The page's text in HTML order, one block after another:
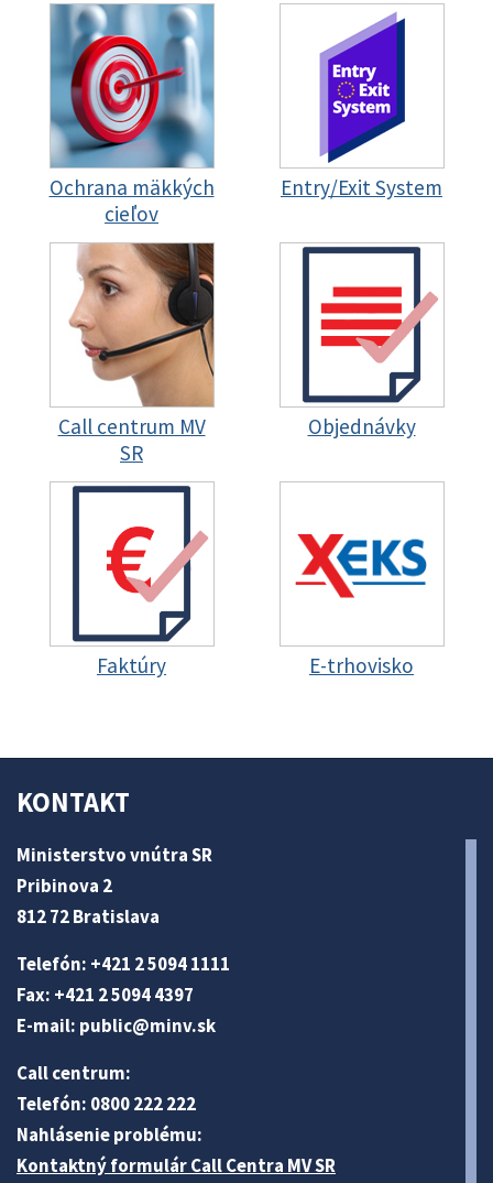
Ochrana mäkkých
cieľov
Entry/Exit System
Call centrum MV
SR
Objednávky
Faktúry E-trhovisko
KONTAKT
Ministerstvo vnútra SR
Pribinova 2
812 72 Bratislava
Telefón: +421 2 5094 1111
Fax: +421 2 5094 4397
E-mail: public@minv.sk
Call centrum:
Telefón: 0800 222 222
Nahlásenie problému:
Kontaktný formulár Call Centra MV SR